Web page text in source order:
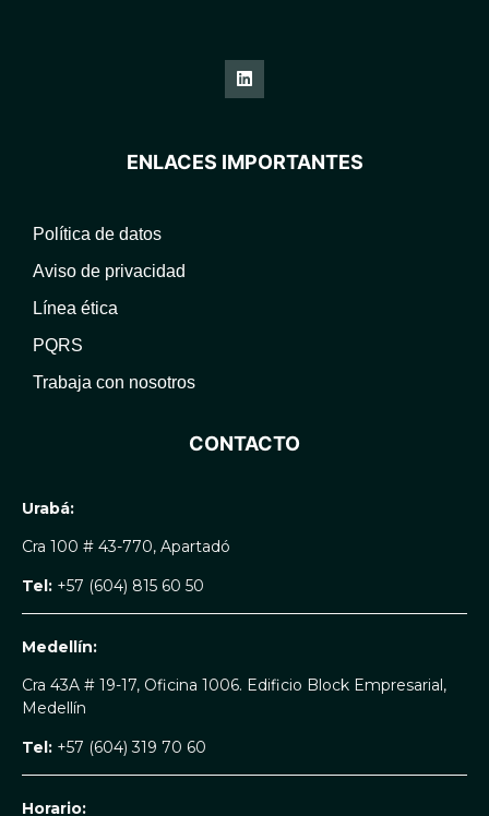
ENLACES IMPORTANTES
Política de datos
Aviso de privacidad
Línea ética
PQRS
Trabaja con nosotros
CONTACTO
Urabá:
Cra 100 # 43-770, Apartadó
Tel: +57 (604) 815 60 50
Medellín:
Cra 43A # 19-17, Oficina 1006. Edificio Block Empresarial,
Medellín
Tel: +57 (604) 319 70 60
Horario: